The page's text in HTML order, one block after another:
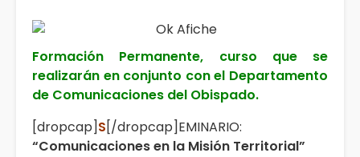
Formación Permanente, curso que se
realizarán en conjunto con el Departamento
de Comunicaciones del Obispado.
[dropcap]S[/dropcap]EMINARIO:
“Comunicaciones en la Misión Territorial”